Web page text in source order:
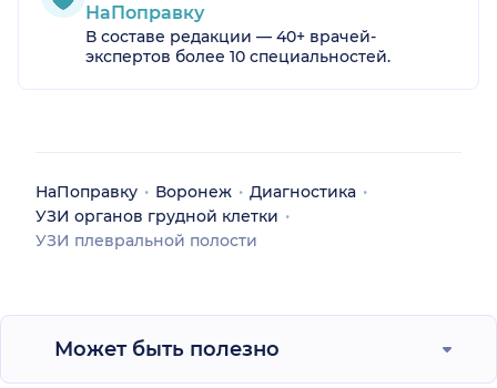
НаПоправку
В составе редакции — 40+ врачей-
экспертов более 10 специальностей.
НаПоправку Воронеж
Диагностика
УЗИ органов грудной клетки
УЗИ плевральной полости
Может быть полезно